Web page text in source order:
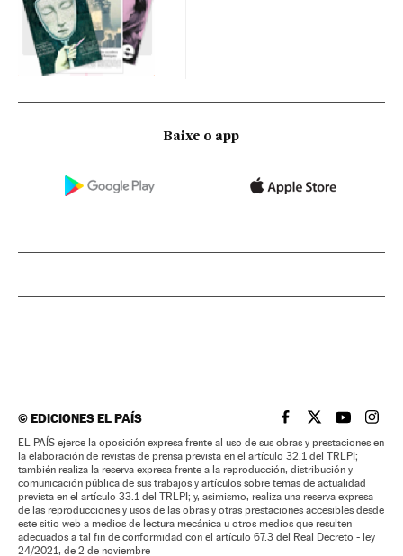
Baixe o app
©EDICIONES EL PAÍS EL PAÍS BRASIL EN
EL PAÍSEL PAÍS
EL
EL PAÍS ejerce la oposición expresa frente al uso de sus obras y prestaciones en
la elaboración de revistas de prensa prevista en el artículo 32.1 del TRLPI;
también realiza la reserva expresa frente a la reproducción, distribución y
comunicación pública de sus trabajos y artículos sobre temas de actualidad
prevista en el artículo 33.1 del TRLPI; y, asimismo, realiza una reserva expresa
de las reproducciones y usos de las obras y otras prestaciones accesibles desde
este sitio web a medios de lectura mecánica u otros medios que resulten
adecuados a tal fin de conformidad con el artículo 67.3 del Real Decreto - ley
24/2021, de 2 de noviembre